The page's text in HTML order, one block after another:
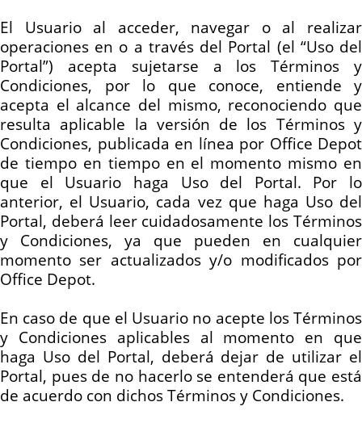
El Usuario al acceder, navegar o al realizar
operaciones en o a través del Portal (el “Uso del
Portal”) acepta sujetarse a los Términos y
Condiciones, por lo que conoce, entiende y
acepta el alcance del mismo, reconociendo que
resulta aplicable la versión de los Términos y
Condiciones, publicada en línea por Office Depot
de tiempo en tiempo en el momento mismo en
que el Usuario haga Uso del Portal. Por lo
anterior, el Usuario, cada vez que haga Uso del
Portal, deberá leer cuidadosamente los Términos
y Condiciones, ya que pueden en cualquier
momento ser actualizados y/o modificados por
Office Depot.
En caso de que el Usuario no acepte los Términos
y Condiciones aplicables al momento en que
haga Uso del Portal, deberá dejar de utilizar el
Portal, pues de no hacerlo se entenderá que está
de acuerdo con dichos Términos y Condiciones.